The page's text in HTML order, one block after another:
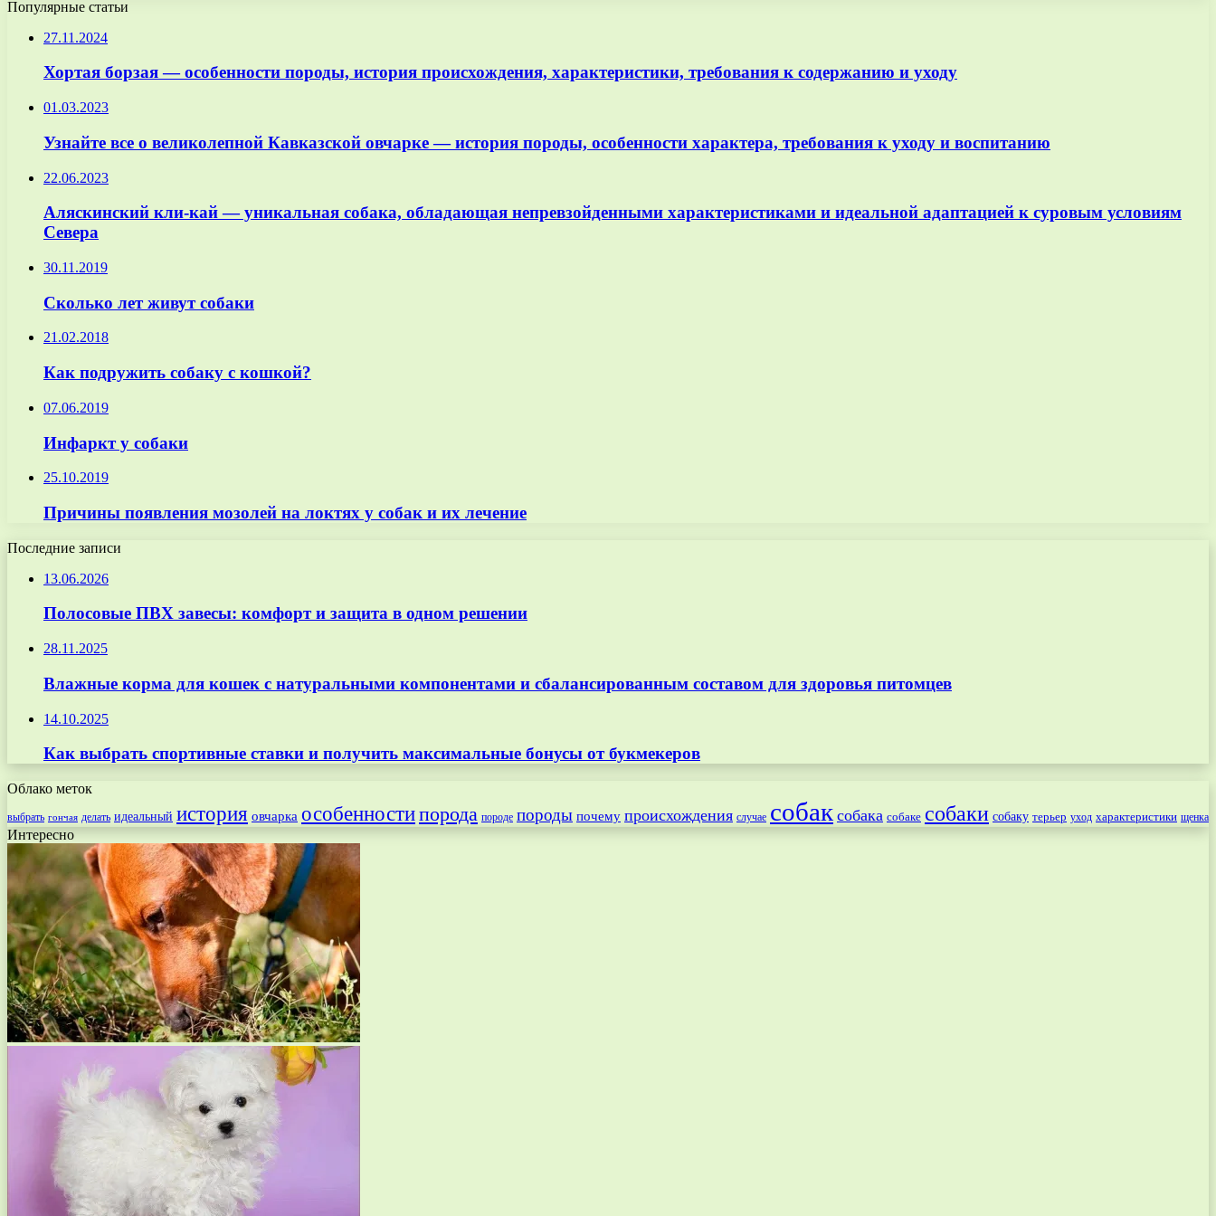
Популярные статьи
27.11.2024
Хортая борзая — особенности породы, история происхождения, характеристики, требования к содержанию и уходу
01.03.2023
Узнайте все о великолепной Кавказской овчарке — история породы, особенности характера, требования к уходу и воспитанию
22.06.2023
Аляскинский кли-кай — уникальная собака, обладающая непревзойденными характеристиками и идеальной адаптацией к суровым условиям
Севера
30.11.2019
Сколько лет живут собаки
21.02.2018
Как подружить собаку с кошкой?
07.06.2019
Инфаркт у собаки
25.10.2019
Причины появления мозолей на локтях у собак и их лечение
Последние записи
13.06.2026
Полосовые ПВХ завесы: комфорт и защита в одном решении
28.11.2025
Влажные корма для кошек с натуральными компонентами и сбалансированным составом для здоровья питомцев
14.10.2025
Как выбрать спортивные ставки и получить максимальные бонусы от букмекеров
Облако меток
выбрать гончая делать идеальный история овчарка особенностипорода породе породы почему происхождения случае собак собака собаке собаки собаку терьер уход характеристики щенка
Интересно